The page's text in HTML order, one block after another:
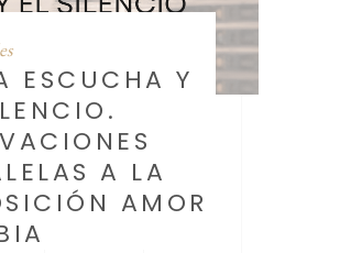
ESCUCHA Y
A LA
AMOR